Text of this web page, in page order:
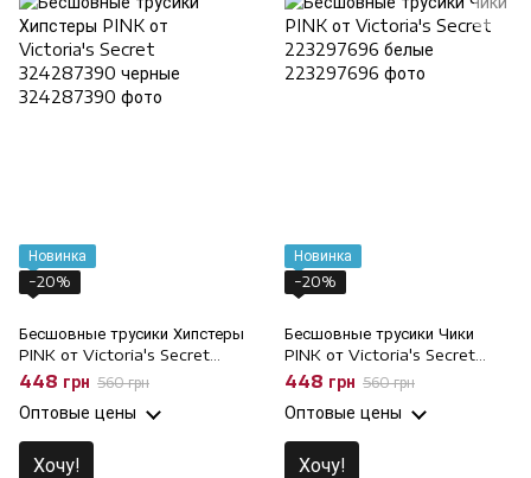
Новинка
−20%
Бесшовные трусики Хипстеры
PINK от Victoria's Secret
324287390 черные, XL
448 грн 560 грн
Оптовые цены
Хочу!
Новинка
−20%
Бесшовные трусики Чики
PINK от Victoria's Secret
223297696 белые, S
448 грн 560 грн
Оптовые цены
Хочу!